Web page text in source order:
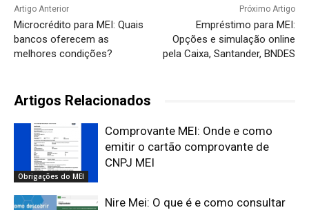
Artigo Anterior
Microcrédito para MEI: Quais
bancos oferecem as
melhores condições?
Próximo Artigo
Empréstimo para MEI:
Opções e simulação online
pela Caixa, Santander, BNDES
Artigos Relacionados
Obrigações do MEI
Comprovante MEI: Onde e como
emitir o cartão comprovante de
CNPJ MEI
Nire Mei: O que é e como consultar